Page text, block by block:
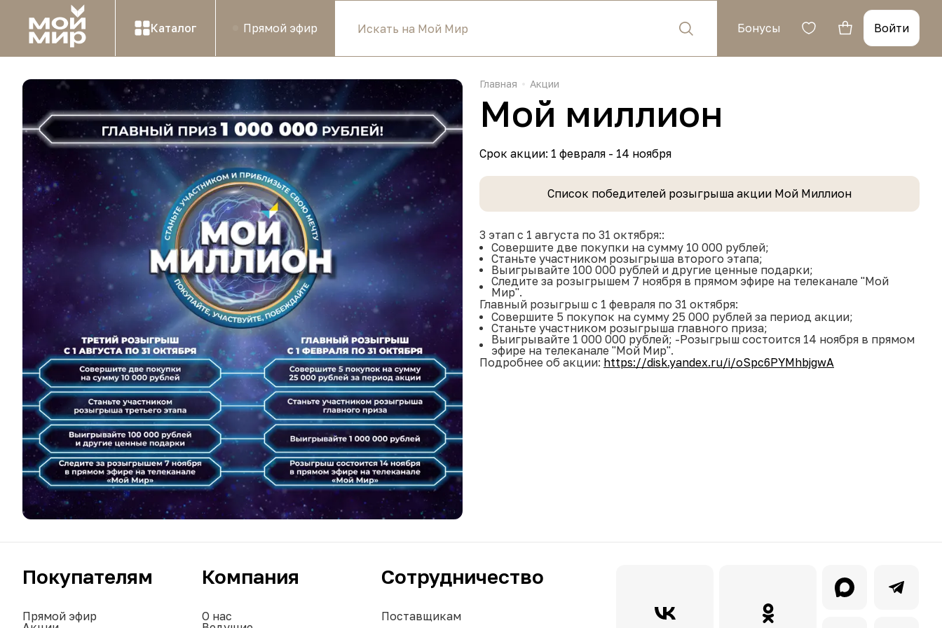
Каталог Прямой эфир Бонусы Войти
Главная Акции
Мой миллион
Срок акции: 1 февраля - 14 ноября
Список победителей розыгрыша акции Мой Миллион
3 этап с 1 августа по 31 октября::
Совершите две покупки на сумму 10 000 рублей;
Станьте участником розыгрыша второго этапа;
Выигрывайте 100 000 рублей и другие ценные подарки;
Следите за розыгрышем 7 ноября в прямом эфире на телеканале "Мой
Мир".
Главный розыгрыш с 1 февраля по 31 октября:
Совершите 5 покупок на сумму 25 000 рублей за период акции;
Станьте участником розыгрыша главного приза;
Выигрывайте 1 000 000 рублей; -Розыгрыш состоится 14 ноября в прямом
эфире на телеканале "Мой Мир".
Подробнее об акции: https://disk.yandex.ru/i/oSpc6PYMhbjgwA
Покупателям
Прямой эфир
Компания
О нас
Сотрудничество
Поставщикам